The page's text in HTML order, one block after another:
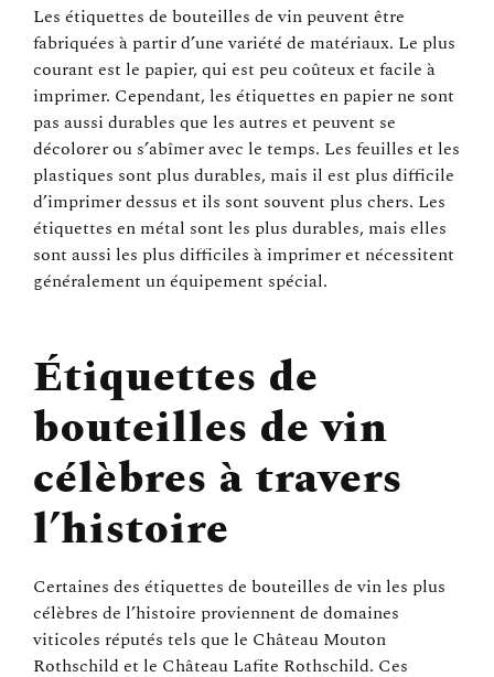
Les étiquettes de bouteilles de vin peuvent être
fabriquées à partir d’une variété de matériaux. Le plus
courant est le papier, qui est peu coûteux et facile à
imprimer. Cependant, les étiquettes en papier ne sont
pas aussi durables que les autres et peuvent se
décolorer ou s’abîmer avec le temps. Les feuilles et les
plastiques sont plus durables, mais il est plus difficile
d’imprimer dessus et ils sont souvent plus chers. Les
étiquettes en métal sont les plus durables, mais elles
sont aussi les plus difficiles à imprimer et nécessitent
généralement un équipement spécial.
Étiquettes de
bouteilles de vin
célèbres à travers
l’histoire
Certaines des étiquettes de bouteilles de vin les plus
célèbres de l’histoire proviennent de domaines
viticoles réputés tels que le Château Mouton
Rothschild et le Château Lafite Rothschild. Ces